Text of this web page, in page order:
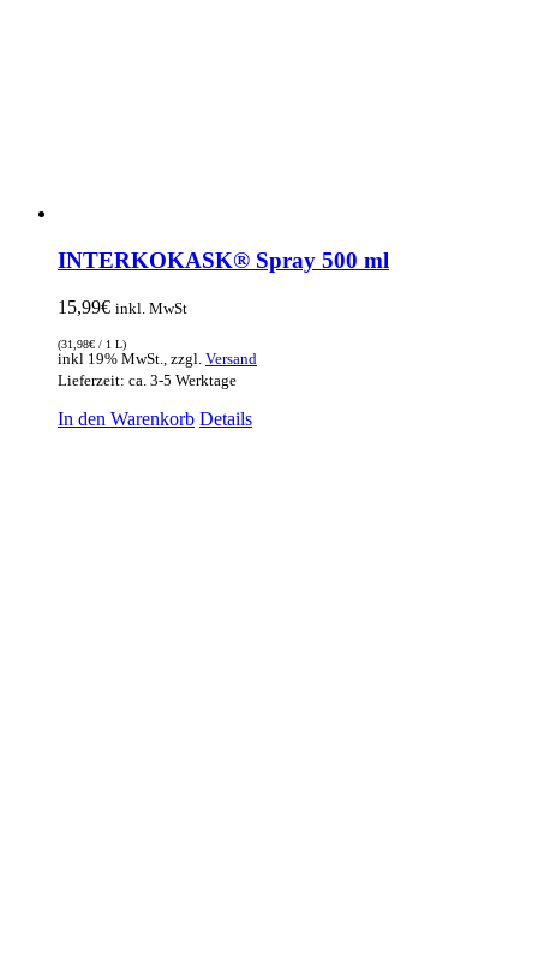
INTERKOKASK® Spray 500 ml
15,99€ inkl. MwSt
(31,98€ / 1 L)
inkl 19% MwSt., zzgl. Versand
Lieferzeit: ca. 3-5 Werktage
In den Warenkorb Details